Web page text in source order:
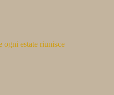
ogni estate riunisce